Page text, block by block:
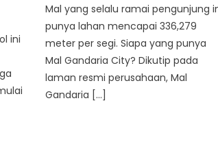
ini
Mal yang selalu ramai pengunjung
punya lahan mencapai 336,279
meter per segi. Siapa yang punya
Mal Gandaria City? Dikutip pada
laman resmi perusahaan, Mal
Gandaria […]